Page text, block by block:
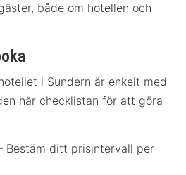
både om hotellen och
i Sundern är enkelt med
här checklistan för att göra
Bestäm ditt prisintervall per